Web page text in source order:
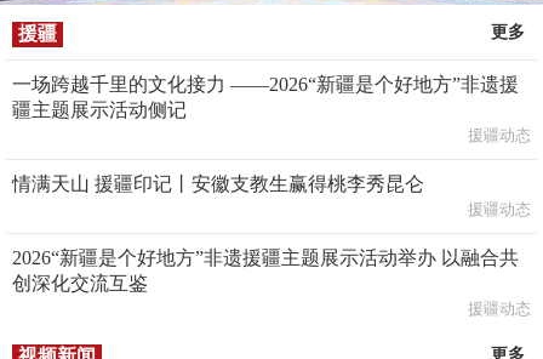
援疆 更多
一场跨越千里的文化接力 ——2026“新疆是个好地方”非遗援
疆主题展示活动侧记
援疆动态
情满天山 援疆印记丨安徽支教生赢得桃李秀昆仑
援疆动态
2026“新疆是个好地方”非遗援疆主题展示活动举办 以融合共
创深化交流互鉴
援疆动态
更多